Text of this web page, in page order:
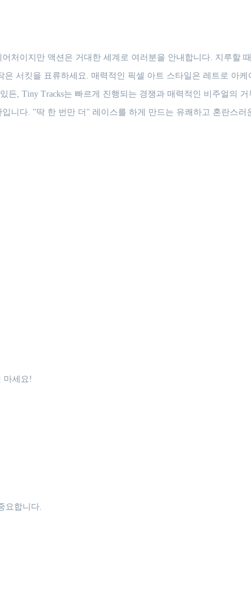
처이지만 액션은 거대한 세계로 여러분을 안내합니다. 지루할
서킷을 표류하세요. 매력적인 픽셀 아트 스타일은 레트로 아
, Tiny Tracks는 빠르게 진행되는 경쟁과 매력적인 비주얼의
니다. "딱 한 번만 더" 레이스를 하게 만드는 유쾌하고 혼란스러
마세요!
요합니다.